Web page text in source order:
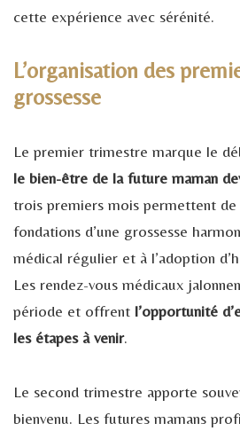
cette expérience avec sérénité.
L’organisation des
grossesse
Le premier trimestre marque le
le bien-être de la future maman
trois premiers mois permettent
fondations d’une grossesse
médical régulier et à l’adoption
Les rendez-vous médicaux
période et offrent l’opportunité
les étapes à venir.
Le second trimestre apporte
bienvenu. Les futures mamans